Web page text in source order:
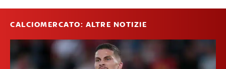
CALCIOMERCATO: ALTRE NOTIZIE